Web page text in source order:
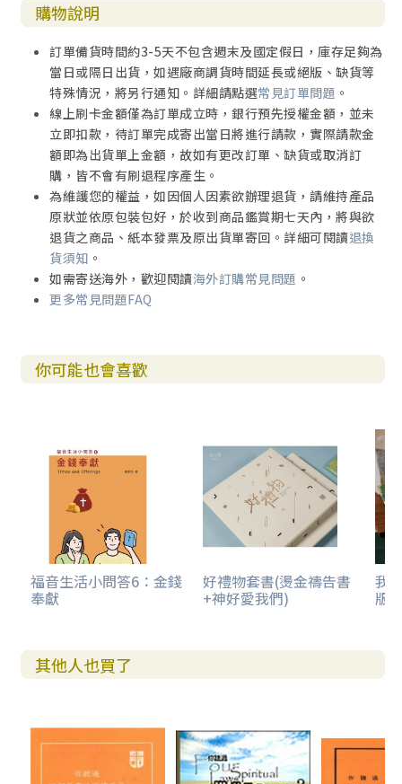
購物說明
訂單備貨時間約3-5天不包含週末及國定假日，庫存足夠為
當日或隔日出貨，如遇廠商調貨時間延長或絕版、缺貨等
特殊情況，將另行通知。詳細請點選常見訂單問題 。
線上刷卡金額僅為訂單成立時，銀行預先授權金額，並未
立即扣款，待訂單完成寄出當日將進行請款，實際請款金
額即為出貨單上金額，故如有更改訂單、缺貨或取消訂
購，皆不會有刷退程序產生。
為維護您的權益，如因個人因素欲辦理退貨，請維持產品
原狀並依原包裝包好，於收到商品鑑賞期七天內，將與欲
退貨之商品、紙本發票及原出貨單寄回。詳細可閱讀退換
貨須知 。
如需寄送海外，歡迎閱讀海外訂購常見問題 。
更多常見問題FAQ
你可能也會喜歡
福音生活小問答6：金錢
奉獻
好禮物套書(燙金禱告書
+神好愛我們)
我
版
其他人也買了